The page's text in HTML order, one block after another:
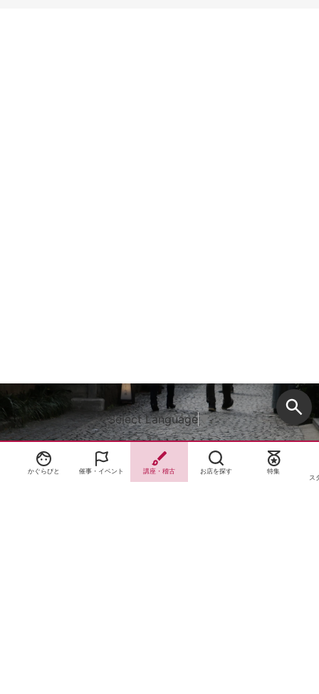
Select Language▼
かぐらびと 催事・イベント 講座・稽古 お店を探す
特集
ス